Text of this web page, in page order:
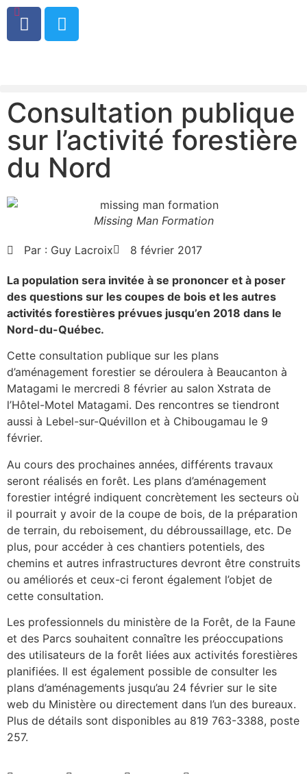
0
Consultation publique
sur l’activité forestière
du Nord
Missing Man Formation
Par : Guy Lacroix 8 février 2017
La population sera invitée à se prononcer et à poser
des questions sur les coupes de bois et les autres
activités forestières prévues jusqu’en 2018 dans le
Nord-du-Québec.
Cette consultation publique sur les plans
d’aménagement forestier se déroulera à Beaucanton à
Matagami le mercredi 8 février au salon Xstrata de
l’Hôtel-Motel Matagami. Des rencontres se tiendront
aussi à Lebel-sur-Quévillon et à Chibougamau le 9
février.
Au cours des prochaines années, différents travaux
seront réalisés en forêt. Les plans d’aménagement
forestier intégré indiquent concrètement les secteurs où
il pourrait y avoir de la coupe de bois, de la préparation
de terrain, du reboisement, du débroussaillage, etc. De
plus, pour accéder à ces chantiers potentiels, des
chemins et autres infrastructures devront être construits
ou améliorés et ceux-ci feront également l’objet de
cette consultation.
Les professionnels du ministère de la Forêt, de la Faune
et des Parcs souhaitent connaître les préoccupations
des utilisateurs de la forêt liées aux activités forestières
planifiées. Il est également possible de consulter les
plans d’aménagements jusqu’au 24 février sur le site
web du Ministère ou directement dans l’un des bureaux.
Plus de détails sont disponibles au 819 763-3388, poste
257.